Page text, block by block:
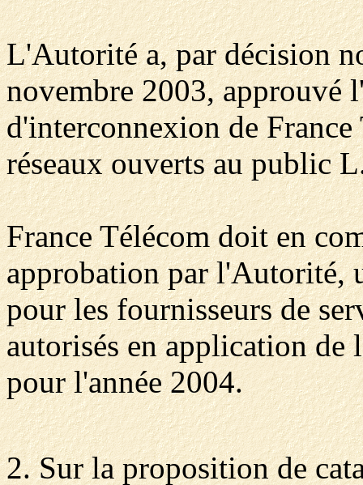
L'Autorité a, par décision
novembre 2003, approuvé
d'interconnexion de
réseaux ouverts au public
France Télécom doit en
approbation par l'Autorité,
pour les fournisseurs de
autorisés en application
pour l'année 2004.
2. Sur la proposition de